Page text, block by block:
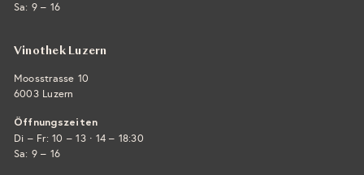
Sa: 9 – 16
Vinothek Luzern
Moosstrasse 10
6003 Luzern
Öffnungszeiten
Di – Fr: 10 – 13 · 14 – 18:30
Sa: 9 – 16